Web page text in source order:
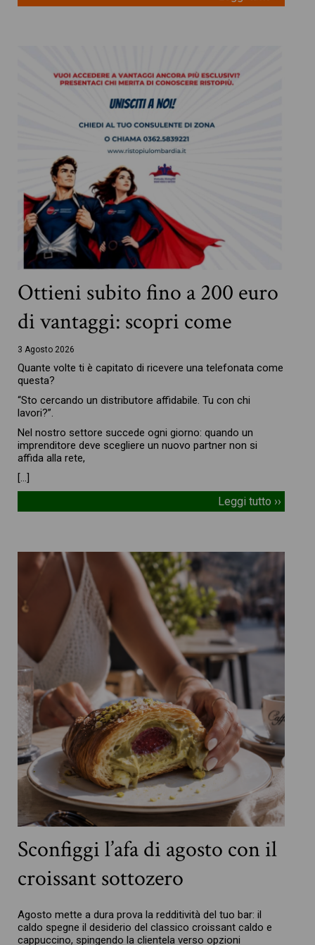
Ottieni subito fino a 200 euro
di vantaggi: scopri come
3 Agosto 2026
Quante volte ti è capitato di ricevere una telefonata come
questa?
“Sto cercando un distributore affidabile. Tu con chi
lavori?”.
Nel nostro settore succede ogni giorno: quando un
imprenditore deve scegliere un nuovo partner non si
affida alla rete,
[…]
Leggi tutto ››
Sconfiggi l’afa di agosto con il
croissant sottozero
Agosto mette a dura prova la redditività del tuo bar: il
caldo spegne il desiderio del classico croissant caldo e
cappuccino, spingendo la clientela verso opzioni